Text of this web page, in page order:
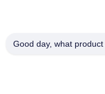
चीन अच्छी गुणवत्ता सीमेंटिंग
Good day, what